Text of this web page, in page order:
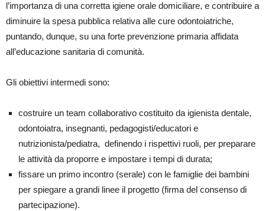
l’importanza di una corretta igiene orale domiciliare, e contribuire a
diminuire la spesa pubblica relativa alle cure odontoiatriche,
puntando, dunque, su una forte prevenzione primaria affidata
all’educazione sanitaria di comunità.
Gli obiettivi intermedi sono:
costruire un team collaborativo costituito da igienista dentale,
odontoiatra, insegnanti, pedagogisti/educatori e
nutrizionista/pediatra, definendo i rispettivi ruoli, per preparare
le attività da proporre e impostare i tempi di durata;
fissare un primo incontro (serale) con le famiglie dei bambini
per spiegare a grandi linee il progetto (firma del consenso di
partecipazione).